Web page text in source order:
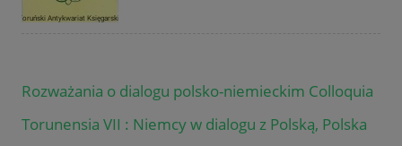
Rozważania o dialogu polsko-niemieckim Colloquia
Torunensia VII : Niemcy w dialogu z Polską, Polska